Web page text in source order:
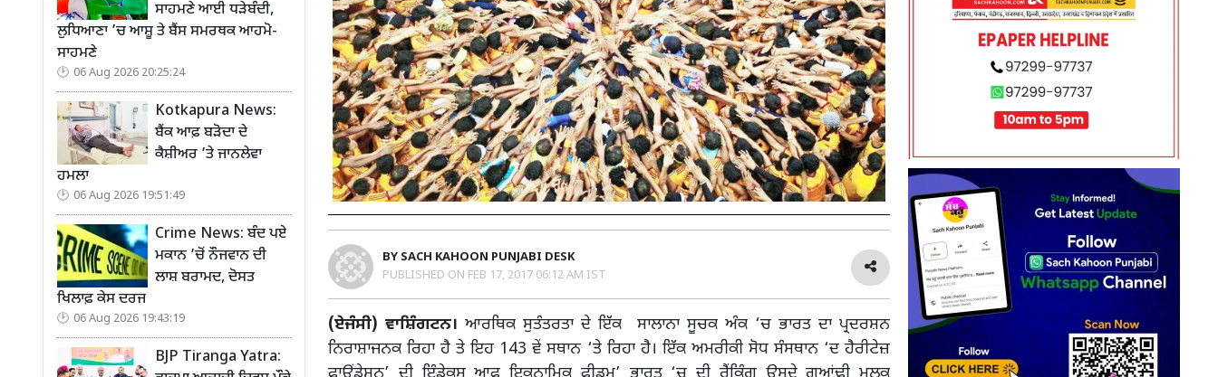
ਸਾਹਮਣੇ ਆਈ ਧੜੇਬੰਦੀ,
ਲੁਧਿਆਣਾ ’ਚ ਆਸ਼ੂ ਤੇ ਬੈਂਸ ਸਮਰਥਕ ਆਹਮੋ-
ਸਾਹਮਣੇ
06 Aug 2026 20:25:24
Kotkapura News:
ਬੈਂਕ ਆਫ਼ ਬੜੋਦਾ ਦੇ
ਕੈਸ਼ੀਅਰ ’ਤੇ ਜਾਨਲੇਵਾ
ਹਮਲਾ
06 Aug 2026 19:51:49
Crime News: ਬੰਦ ਪਏ
ਮਕਾਨ ’ਚੋਂ ਨੌਜਵਾਨ ਦੀ
ਲਾਸ਼ ਬਰਾਮਦ, ਦੋਸਤ
ਖਿਲਾਫ਼ ਕੇਸ ਦਰਜ
06 Aug 2026 19:43:19
BJP Tiranga Yatra:
BY SACH KAHOON PUNJABI DESK
PUBLISHED ON FEB 17, 2017 06:12 AM IST
(ਏਜੰਸੀ) ਵਾਸ਼ਿੰਗਟਨ। ਆਰਥਿਕ ਸੁਤੰਤਰਤਾ ਦੇ ਇੱਕ ਸਾਲਾਨਾ ਸੂਚਕ ਅੰਕ ‘ਚ ਭਾਰਤ ਦਾ ਪ੍ਰਦਰਸ਼ਨ
ਨਿਰਾਸ਼ਾਜਨਕ ਰਿਹਾ ਹੈ ਤੇ ਇਹ 143 ਵੇਂ ਸਥਾਨ ‘ਤੇ ਰਿਹਾ ਹੈ। ਇੱਕ ਅਮਰੀਕੀ ਸੋਧ ਸੰਸਥਾਨ ‘ਦ ਹੈਰੀਟੇਜ਼